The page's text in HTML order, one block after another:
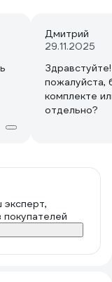
Дмитрий
29.11.2025
пожалуйста,
комплекте
отдельно?